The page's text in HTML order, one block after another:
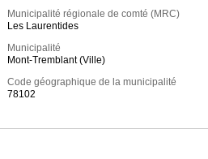
Municipalité régionale de comté (MRC)
Les Laurentides
Municipalité
Mont-Tremblant (Ville)
Code géographique de la municipalité
78102